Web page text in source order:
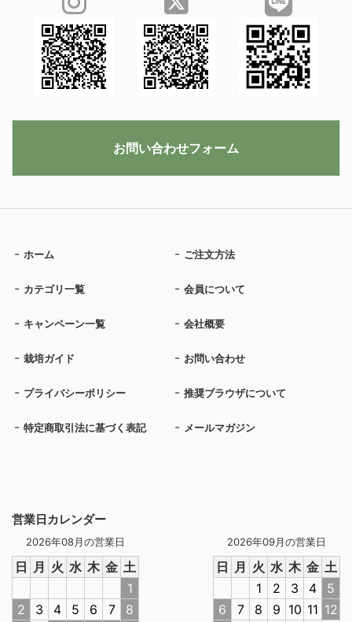
営業日カレンダー
2026年08月の営業日
日 月 火 水 木 金 土
1
2
3 4 5 6 7 8
2026年09月の営業日
日 月 火 水 木 金 土
1
2 3 4
5
6
7 8 9 10 11 12
ホーム ご注文方法
カテゴリ一覧 会員について
キャンペーン一覧 会社概要
栽培ガイド お問い合わせ
プライバシーポリシー 推奨ブラウザについて
特定商取引法に基づく表記 メールマガジン
お問い合わせフォーム